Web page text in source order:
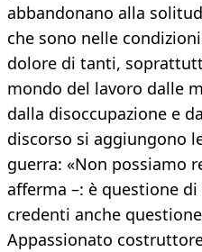
abbandonano alla
che sono nelle
dolore di tanti,
mondo del lavoro dalle
dalla disoccupazione e
discorso si aggiungono
guerra: «Non possiamo
afferma –: è questione
credenti anche
Appassionato